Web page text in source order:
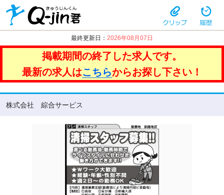
最終更新日： 2026年08月07日
掲載期間の終了した求人です。
最新の求人はこちらからお探し下さい！
株式会社 綜合サービス